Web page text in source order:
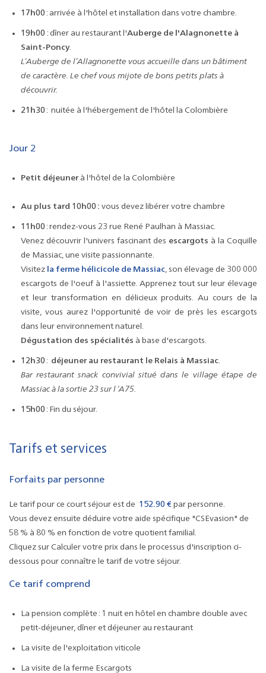
17h00 : arrivée à l'hôtel et installation dans votre chambre.
19h00 : dîner au restaurant l'Auberge de l'Alagnonette à
Saint-Poncy.
L’Auberge de l’Allagnonette vous accueille dans un bâtiment
de caractère. Le chef vous mijote de bons petits plats à
découvrir.
21h30 : nuitée à l'hébergement de l'hôtel la Colombière
Jour 2
Petit déjeuner à l'hôtel de la Colombière
Au plus tard 10h00 : vous devez libérer votre chambre
11h00 : rendez-vous 23 rue René Paulhan à Massiac.
Venez découvrir l'univers fascinant des escargots à la Coquille
de Massiac, une visite passionnante.
Visitez la ferme hélicicole de Massiac, son élevage de 300 000
escargots de l'oeuf à l'assiette. Apprenez tout sur leur élevage
et leur transformation en délicieux produits. Au cours de la
visite, vous aurez l'opportunité de voir de près les escargots
dans leur environnement naturel.
Dégustation des spécialités à base d'escargots.
12h30 : déjeuner au restaurant le Relais à Massiac.
Bar restaurant snack convivial situé dans le village étape de
Massiac à la sortie 23 sur l ‘A75.
15h00 : Fin du séjour.
Tarifs et services
Forfaits par personne
Le tarif pour ce court séjour est de 152.90 € par personne.
Vous devez ensuite déduire votre aide spécifique "CSEvasion" de
58 % à 80 % en fonction de votre quotient familial.
Cliquez sur Calculer votre prix dans le processus d'inscription ci-
dessous pour connaître le tarif de votre séjour.
Ce tarif comprend
La pension complète : 1 nuit en hôtel en chambre double avec
petit-déjeuner, dîner et déjeuner au restaurant
La visite de l'exploitation viticole
La visite de la ferme Escargots